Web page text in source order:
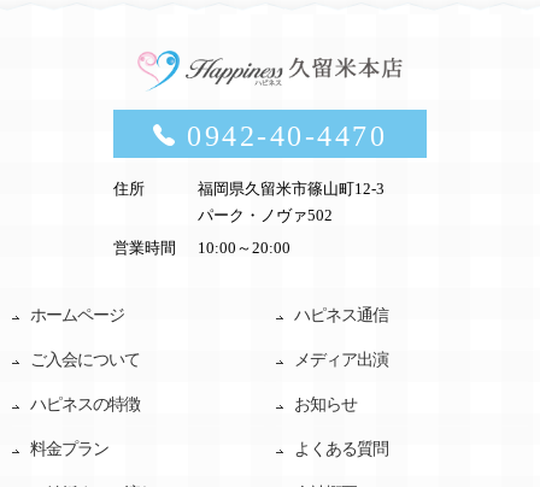
0942-40-4470
住所
福岡県久留米市篠山町12-3
パーク・ノヴァ502
営業時間
10:00～20:00
ホームページ
ご入会について
ハピネスの特徴
料金プラン
ハピネス通信
メディア出演
お知らせ
よくある質問